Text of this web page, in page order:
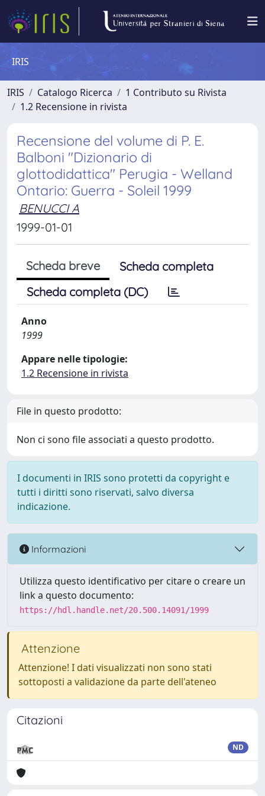
IRIS
IRIS Catalogo Ricerca
1 Contributo su Rivista
1.2 Recensione in rivista
Recensione del volume di P. E.
Balboni "Dizionario di
glottodidattica" Perugia - Welland
Ontario: Guerra - Soleil 1999
BENUCCI A
1999-01-01
Scheda breve
Scheda completa
Scheda completa (DC)
Anno
1999
Appare nelle tipologie:
1.2 Recensione in rivista
File in questo prodotto:
Non ci sono file associati a questo prodotto.
I documenti in IRIS sono protetti da copyright e
tutti i diritti sono riservati, salvo diversa
indicazione.
Informazioni
Utilizza questo identificativo per citare o creare un
link a questo documento:
https://hdl.handle.net/20.500.14091/1999
Attenzione
Attenzione! I dati visualizzati non sono stati
sottoposti a validazione da parte dell'ateneo
Citazioni
ND